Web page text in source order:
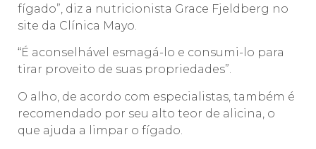
fígado”, diz a nutricionista Grace Fjeldberg no
site da Clínica Mayo.
“É aconselhável esmagá-lo e consumi-lo para
tirar proveito de suas propriedades”.
O alho, de acordo com especialistas, também é
recomendado por seu alto teor de alicina, o
que ajuda a limpar o fígado.